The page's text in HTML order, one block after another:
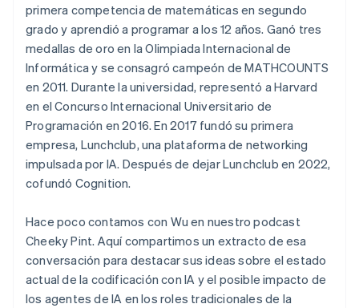
primera competencia de matemáticas en segundo
grado y aprendió a programar a los 12 años. Ganó tres
medallas de oro en la Olimpiada Internacional de
Informática y se consagró campeón de MATHCOUNTS
en 2011. Durante la universidad, representó a Harvard
en el Concurso Internacional Universitario de
Programación en 2016. En 2017 fundó su primera
empresa, Lunchclub, una plataforma de networking
impulsada por IA. Después de dejar Lunchclub en 2022,
cofundó Cognition.
Hace poco contamos con Wu en nuestro podcast
Cheeky Pint. Aquí compartimos un extracto de esa
conversación para destacar sus ideas sobre el estado
actual de la codificación con IA y el posible impacto de
los agentes de IA en los roles tradicionales de la